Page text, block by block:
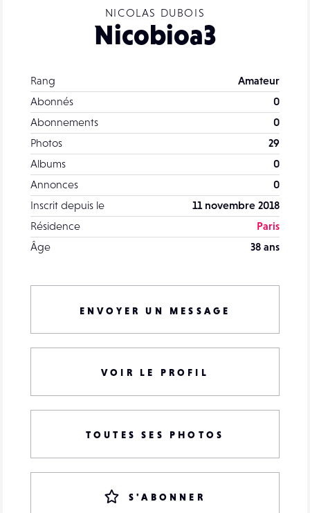
NICOLAS DUBOIS
Nicobioa3
Rang
Amateur
Abonnés
0
Abonnements
0
Photos
29
Albums
0
Annonces
0
Inscrit depuis le
11 novembre 2018
Résidence
Paris
Âge
38 ans
ENVOYER UN MESSAGE
VOIR LE PROFIL
TOUTES SES PHOTOS
S'ABONNER